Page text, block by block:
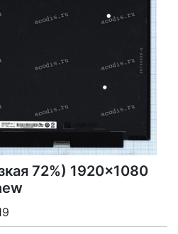
72%) 1920x1080
3